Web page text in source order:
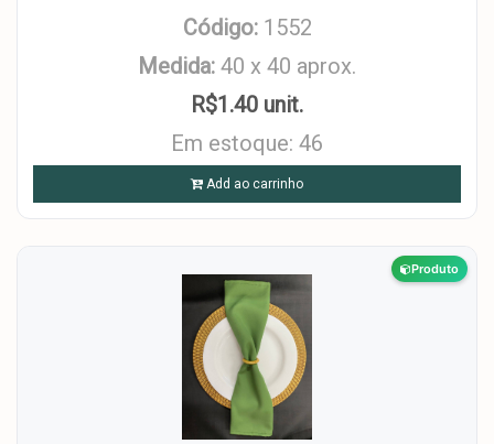
Código: 1552
Medida: 40 x 40 aprox.
R$1.40 unit.
Em estoque: 46
Add ao carrinho
Produto